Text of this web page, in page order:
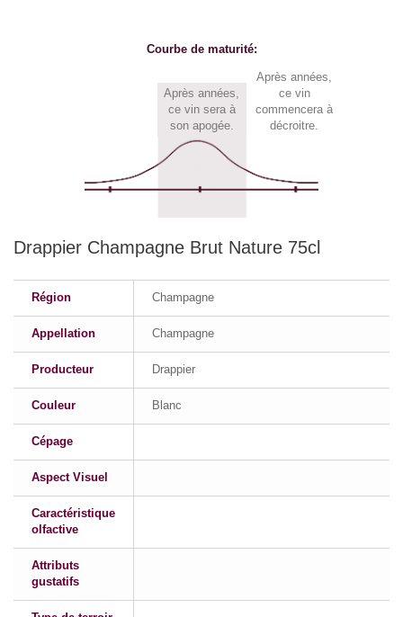
Courbe de maturité:
Après années,
ce vin sera à
son apogée.
Après années,
ce vin
commencera à
décroitre.
Drappier Champagne Brut Nature 75cl
Région Champagne
Appellation Champagne
Producteur Drappier
Couleur Blanc
Cépage
Aspect Visuel
Caractéristique
olfactive
Attributs
gustatifs